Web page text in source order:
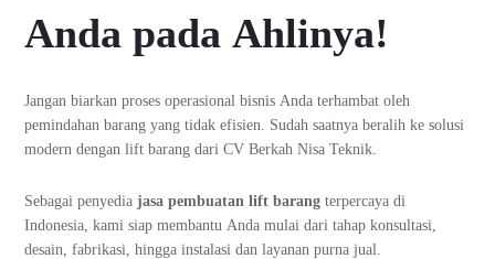
Anda pada Ahlinya!
Jangan biarkan proses operasional bisnis Anda terhambat oleh
pemindahan barang yang tidak efisien. Sudah saatnya beralih ke solusi
modern dengan lift barang dari CV Berkah Nisa Teknik.
Sebagai penyediajasa pembuatan lift barang terpercaya di
Indonesia, kami siap membantu Anda mulai dari tahap konsultasi,
desain, fabrikasi, hingga instalasi dan layanan purna jual.